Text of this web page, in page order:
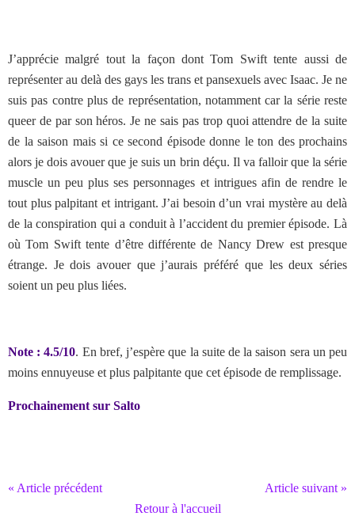
J’apprécie malgré tout la façon dont Tom Swift tente aussi de
représenter au delà des gays les trans et pansexuels avec Isaac. Je ne
suis pas contre plus de représentation, notamment car la série reste
queer de par son héros. Je ne sais pas trop quoi attendre de la suite
de la saison mais si ce second épisode donne le ton des prochains
alors je dois avouer que je suis un brin déçu. Il va falloir que la série
muscle un peu plus ses personnages et intrigues afin de rendre le
tout plus palpitant et intrigant. J’ai besoin d’un vrai mystère au delà
de la conspiration qui a conduit à l’accident du premier épisode. Là
où Tom Swift tente d’être différente de Nancy Drew est presque
étrange. Je dois avouer que j’aurais préféré que les deux séries
soient un peu plus liées.
Note : 4.5/10. En bref, j’espère que la suite de la saison sera un peu
moins ennuyeuse et plus palpitante que cet épisode de remplissage.
Prochainement sur Salto
« Article précédent
Article suivant »
Retour à l'accueil